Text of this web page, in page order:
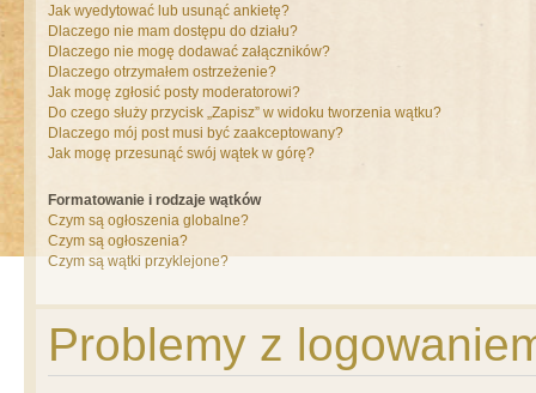
Jak wyedytować lub usunąć ankietę?
Dlaczego nie mam dostępu do działu?
Dlaczego nie mogę dodawać załączników?
Dlaczego otrzymałem ostrzeżenie?
Jak mogę zgłosić posty moderatorowi?
Do czego służy przycisk „Zapisz” w widoku tworzenia wątku?
Dlaczego mój post musi być zaakceptowany?
Jak mogę przesunąć swój wątek w górę?
Formatowanie i rodzaje wątków
Czym są ogłoszenia globalne?
Czym są ogłoszenia?
Czym są wątki przyklejone?
Problemy z